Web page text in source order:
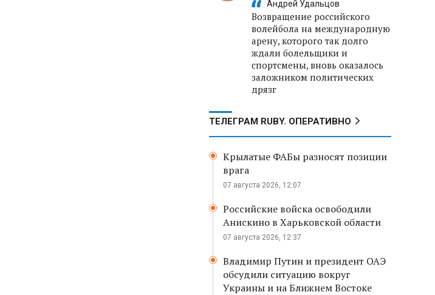
Андрей Удальцов
Возвращение российского
волейбола на международную
арену, которого так долго
ждали болельщики и
спортсмены, вновь оказалось
заложником политических
дрязг
ТЕЛЕГРАМ RUBY. ОПЕРАТИВНО
Крылатые ФАБы разносят позиции
врага
07 августа 2026, 12:07
Российские войска освободили
Анискино в Харьковской области
07 августа 2026, 12:37
Владимир Путин и президент ОАЭ
обсудили ситуацию вокруг
Украины и на Ближнем Востоке